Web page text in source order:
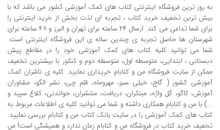
به روز ترین فروشگاه اینترنتی کتاب های کمک آموزشی کشور می باشد که با
بیش ترین تخفیف خرید کتاب ، تجربه ای لذت بخش از خرید اینترنتی را
برای شما تداعی می کند. ارسال ٢٤ ساعته برای تهران و البرز و ٤٨ ساعته برای
شهرستان ها حاصل تجربه ی چندین ساله ی این فروشگاه اینترنتی است.
شما می توانید کلیه کتاب های کمک آموزشی خود را در مقاطع پیش
دبستانی ، ابتدایی، متوسطه اول، متوسطه دوم و کنکور با بیشترین تخفیف
ممکن از سایت فروشگاه من و کتابام خریداری نمایید. کلیه ی ناشران کمک
آموزشی کشور ( گاج، خیلی سبز، مهروماه، قلم چی، نشر الگو، مشاوران
آموزش، کاگو، گل واژه، مبتکران، دریافت، منتشران، خواندنی، کلاغ سپید و
...) با من و کتابام همکاری داشته و شما می توانید کلیه ی اطلاعات مربوط به
کتاب های کمک آموزشی را در سایت بانک کتاب من و کتابام بررسی نمایید.
تخفیف خرید کتاب در فروشگاه من و کتابام زمان ندارد و همیشگی است! من